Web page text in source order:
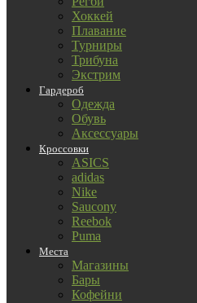
Хоккей
Плавание
Турниры
Трибуна
Экстрим
Гардероб
Одежда
Обувь
Аксессуары
Кроссовки
ASICS
adidas
Nike
Saucony
Reebok
Puma
Места
Магазины
Бары
Кофейни